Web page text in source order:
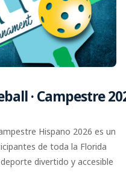
· Campestre
Hispano 2026 es un
de toda la Florida
divertido y accesible